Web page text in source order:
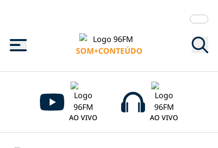
Menu
SOM+CONTEÚDO
AO VIVO AO VIVO